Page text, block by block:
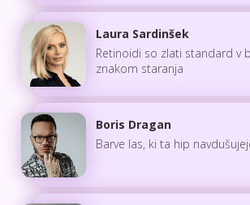
Laura Sardinšek
Retinoidi so zlati standard v
znakom staranja
Boris Dragan
Barve las, ki ta hip